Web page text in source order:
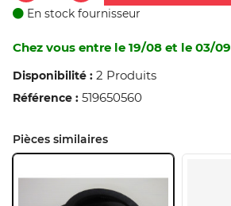
En stock fournisseur
Chez vous entre le 19/08 et le 03/09
Disponibilité : 2 Produits
Référence : 519650560
Pièces similaires